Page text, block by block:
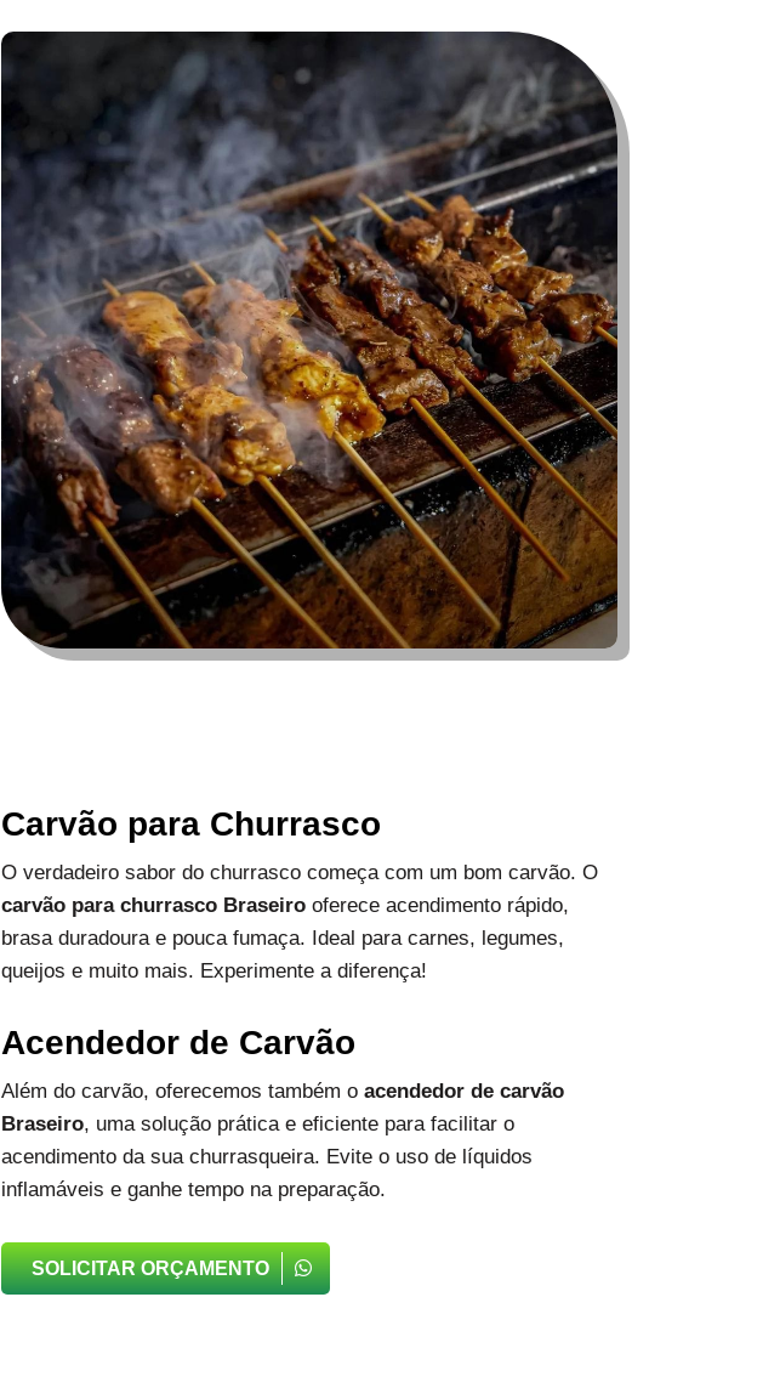
Carvão para Churrasco
O verdadeiro sabor do churrasco começa com um bom carvão. O
carvão para churrasco Braseirooferece acendimento rápido,
brasa duradoura e pouca fumaça. Ideal para carnes, legumes,
queijos e muito mais. Experimente a diferença!
Acendedor de Carvão
Além do carvão, oferecemos também o acendedor de carvão
Braseiro, uma solução prática e eficiente para facilitar o
acendimento da sua churrasqueira. Evite o uso de líquidos
inflamáveis e ganhe tempo na preparação.
SOLICITAR ORÇAMENTO